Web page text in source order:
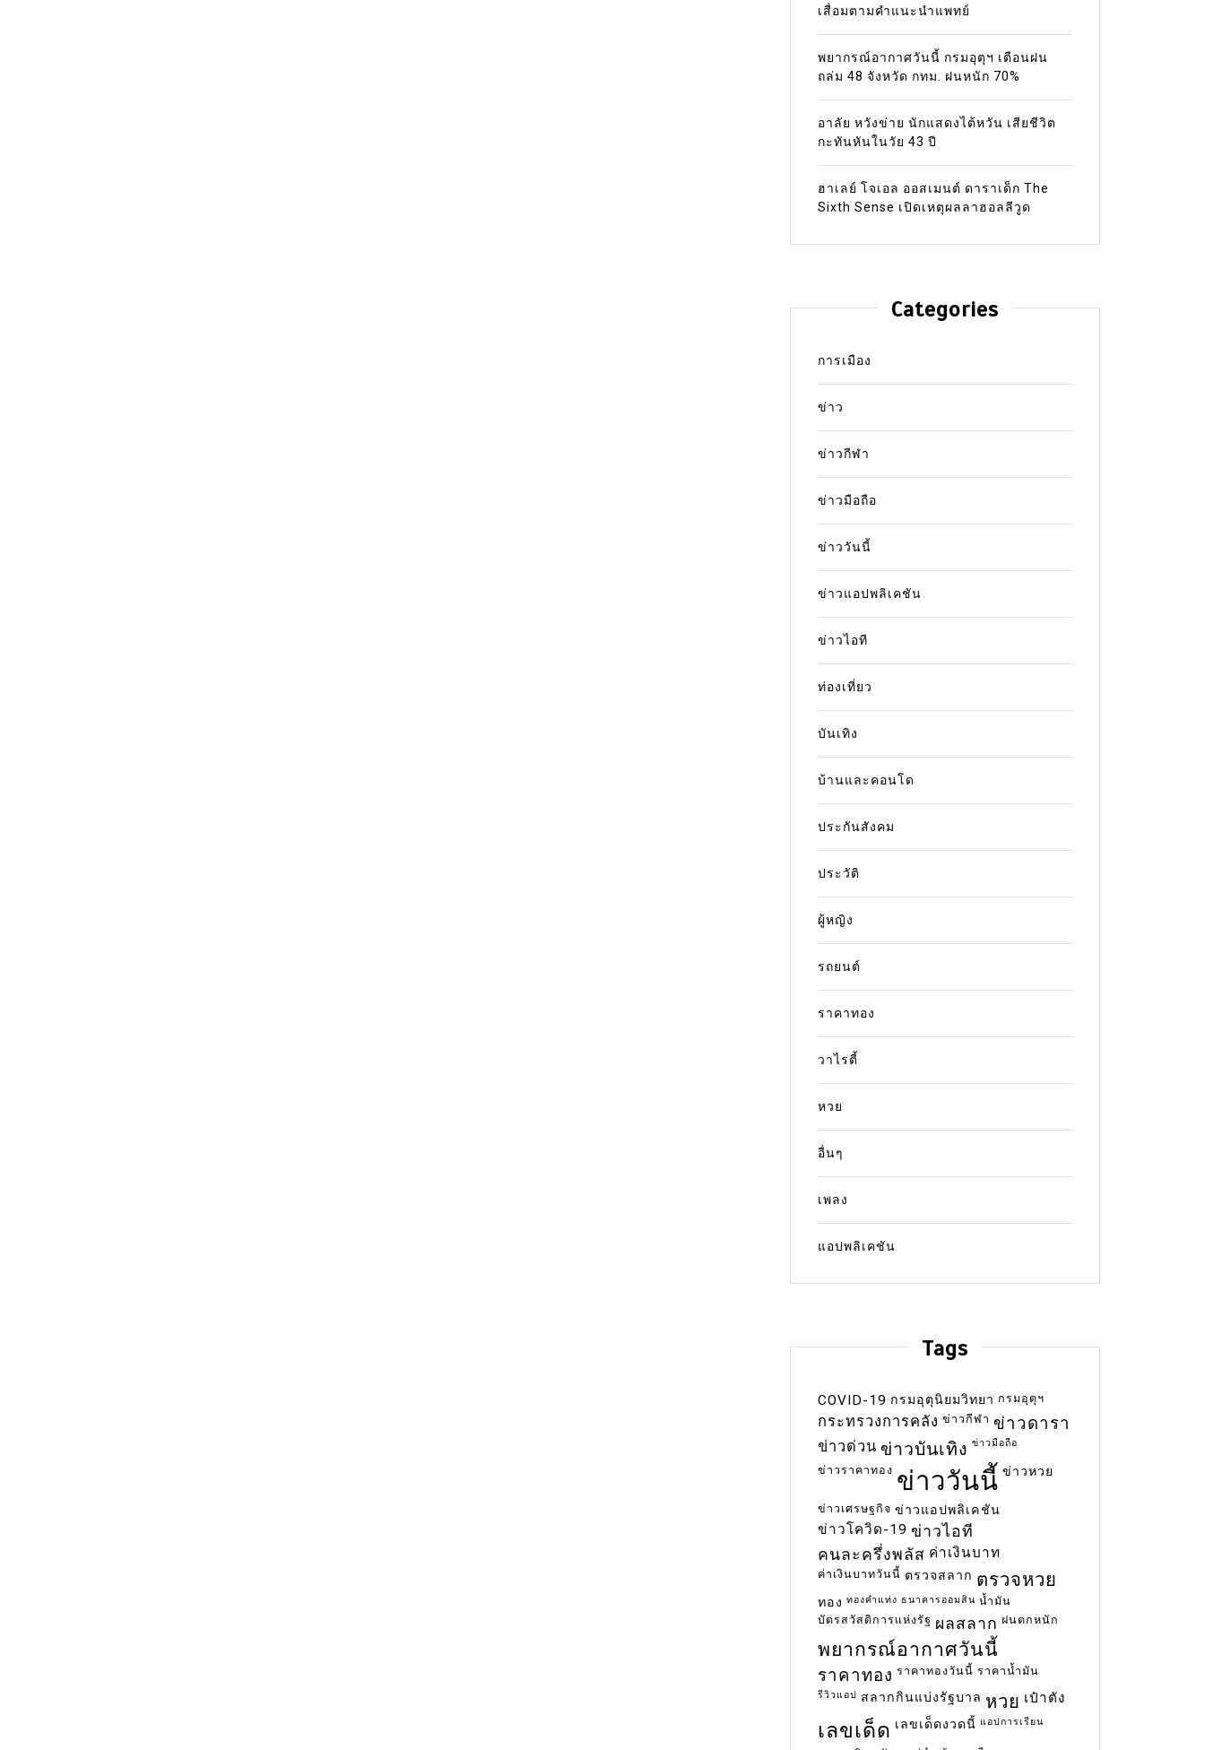
เสื่อมตามคำแนะนำแพทย์
พยากรณ์อากาศวันนี้ กรมอุตุฯ เตือนฝน
ถล่ม 48 จังหวัด กทม. ฝนหนัก 70%
อาลัย หวังข่าย นักแสดงไต้หวัน เสียชีวิต
กะทันหันในวัย 43 ปี
ฮาเลย์ โจเอล ออสเมนต์ ดาราเด็ก The
Sixth Sense เปิดเหตุผลลาฮอลลีวูด
Categories
การเมือง
ข่าว
ข่าวกีฬา
ข่าวมือถือ
ข่าววันนี้
ข่าวแอปพลิเคชัน
ข่าวไอที
ท่องเที่ยว
บันเทิง
บ้านและคอนโด
ประกันสังคม
ประวัติ
ผู้หญิง
รถยนต์
ราคาทอง
วาไรตี้
หวย
อื่นๆ
เพลง
แอปพลิเคชัน
Tags
COVID-19 กรมอุตุนิยมวิทยา กรมอุตุฯ
กระทรวงการคลัง ข่าวกีฬา ข่าวดารา
ข่าวด่วน ข่าวบันเทิง ข่าวมือถือ
ข่าวราคาทอง ข่าววันนี้ ข่าวหวย
ข่าวเศรษฐกิจ ข่าวแอปพลิเคชัน
ข่าวโควิด-19 ข่าวไอที
คนละครึ่งพลัส ค่าเงินบาท
ค่าเงินบาทวันนี้ ตรวจสลาก ตรวจหวย
ทอง ทองคำแท่ง ธนาคารออมสิน น้ำมัน
บัตรสวัสดิการแห่งรัฐ ผลสลาก ฝนตกหนัก
พยากรณ์อากาศวันนี้
ราคาทอง ราคาทองวันนี้ ราคาน้ำมัน
รีวิวแอป สลากกินแบ่งรัฐบาล หวย เป๋าตัง
เลขเด็ด เลขเด็ดงวดนี้ แอปการเรียน